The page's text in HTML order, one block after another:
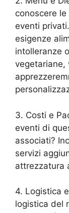
conoscere
eventi
esigenze
intolleranze
vegetariane,
3. Costi e
eventi di
associati?
servizi
attrezzatura
4. Logistica
logistica del